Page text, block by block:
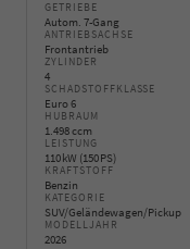
GETRIEBE
Autom. 7-Gang
ANTRIEBSACHSE
Frontantrieb
ZYLINDER
4
SCHADSTOFFKLASSE
Euro 6
HUBRAUM
1.498 ccm
LEISTUNG
110 kW (150 PS)
KRAFTSTOFF
Benzin
KATEGORIE
SUV/Geländewagen/Pickup
MODELLJAHR
2026